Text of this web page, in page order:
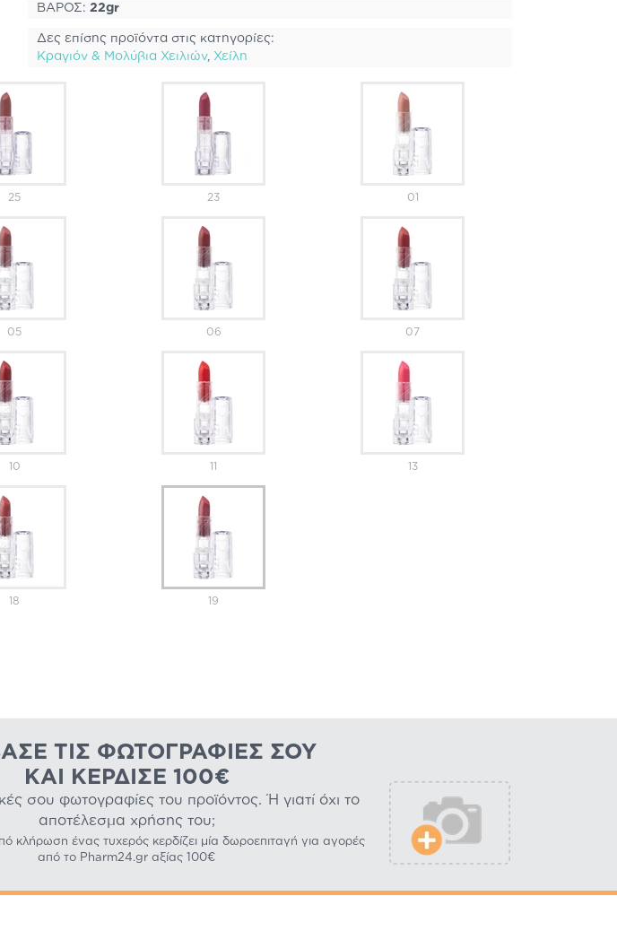
ΒΑΡΟΣ: 22gr
Δες επίσης προϊόντα στις κατηγορίες:
Κραγιόν & Μολύβια Χειλιών, Χείλη
25 23 01
05 06 07
10 11 13
18 19
ΤΙΣ ΦΩΤΟΓΡΑΦΊΕΣ ΣΟΥ
ΚΑΙ ΚΈΡΔΙΣΕ 100€
σου φωτογραφίες του προϊόντος. Ή γιατί όχι το
αποτέλεσμα χρήσης του;
κλήρωση ένας τυχερός κερδίζει μία δωροεπιταγή για αγορές
από το Pharm24.gr αξίας 100€